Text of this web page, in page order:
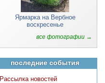
Ярмарка на Вербное
воскресенье
все фотографии →
последние события
Рассылка новостей